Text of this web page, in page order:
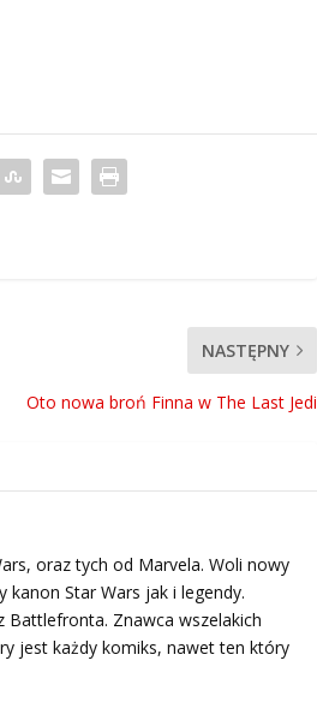
NASTĘPNY
Oto nowa broń Finna w The Last Jedi
oraz tych od Marvela. Woli nowy
kanon Star Wars jak i legendy.
Znawca wszelakich
jest każdy komiks, nawet ten który